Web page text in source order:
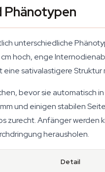
Phänotypen
unterschiedliche
hoch, enge
eine sativalastigere
bevor sie automatisch
und einigen stabilen
zurecht. Anfänger
herausholen.
Detail